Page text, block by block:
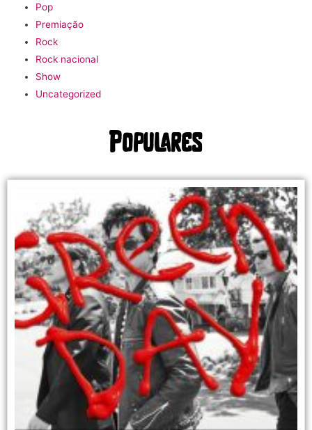
Pop
Premiação
Rock
Rock nacional
Show
Uncategorized
Populares